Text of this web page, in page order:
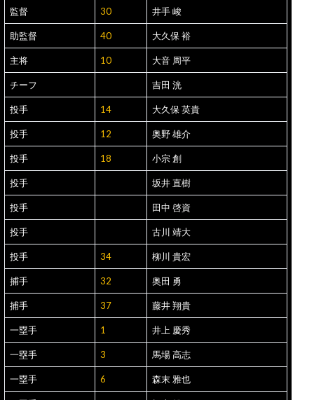
監督 30 井手 峻
助監督 40 大久保 裕
主将 10 大音 周平
チーフ 吉田 洸
投手 14 大久保 英貴
投手 12 奥野 雄介
投手 18 小宗 創
投手 坂井 直樹
投手 田中 啓資
投手 古川 靖大
投手 34 柳川 貴宏
捕手 32 奥田 勇
捕手 37 藤井 翔貴
一塁手 1 井上 慶秀
一塁手 3 馬場 高志
一塁手 6 森末 雅也